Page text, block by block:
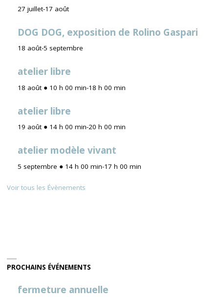
27 juillet-17 août
DOG DOG, exposition de Rolino Gaspari
18 août-5 septembre
atelier libre
18 août ● 10 h 00 min-18 h 00 min
atelier libre
19 août ● 14 h 00 min-20 h 00 min
atelier modèle vivant
5 septembre ● 14 h 00 min-17 h 00 min
Voir tous les Évènements
PROCHAINS ÉVÉNEMENTS
fermeture annuelle